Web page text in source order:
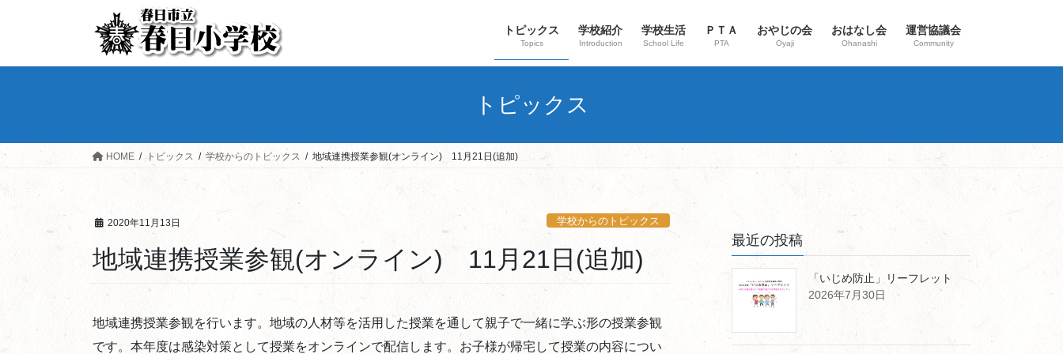
トピックス
Topics
学校紹介
Introduction
学校生活
School Life
ＰＴＡ
PTA
おやじの会
Oyaji
おはなし会
Ohanashi
運営協議会
Community
トピックス
HOME トピックス 学校からのトピックス 地域連携授業参観(オンライン) 11月21日(追加)
2020年11月13日 学校からのトピックス
地域連携授業参観(オンライン) 11月21日(追加)
地域連携授業参観を行います。地域の人材等を活用した授業を通して親子で一緒に学ぶ形の授業参観
です。本年度は感染対策として授業をオンラインで配信します。お子様が帰宅して授業の内容につい
最近の投稿
「いじめ防止」リーフレット
2026年7月30日